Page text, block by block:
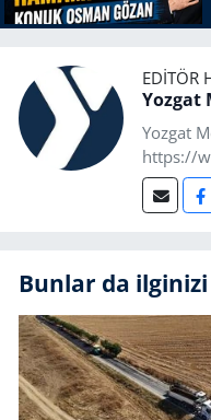
EDITÖR
Yozgat
Yozgat
https://
Bunlar da